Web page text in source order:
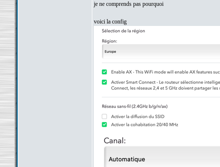
je ne comprends pas pourquoi
voici la config